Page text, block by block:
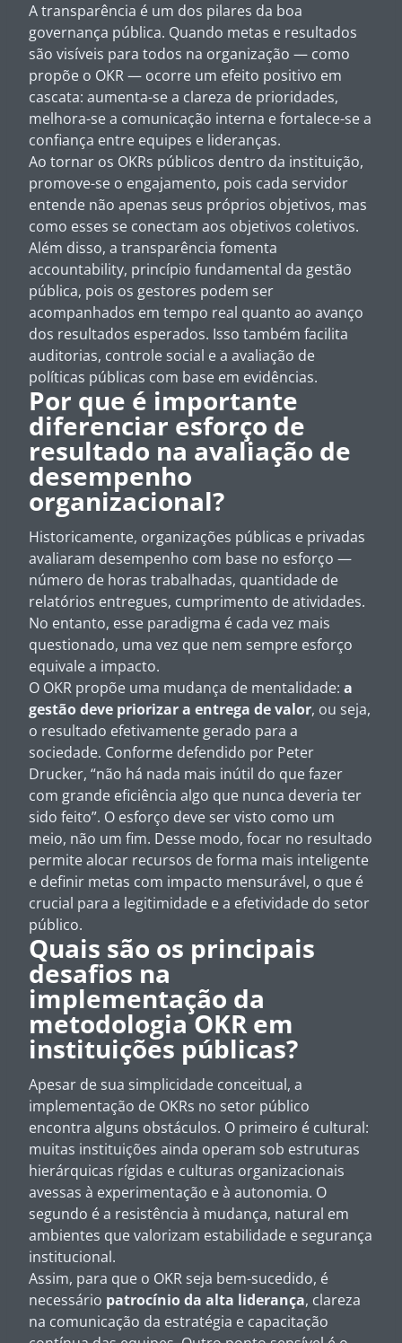
A transparência é um dos pilares da boa
governança pública. Quando metas e resultados
são visíveis para todos na organização — como
propõe o OKR — ocorre um efeito positivo em
cascata: aumenta-se a clareza de prioridades,
melhora-se a comunicação interna e fortalece-se a
confiança entre equipes e lideranças.
Ao tornar os OKRs públicos dentro da instituição,
promove-se o engajamento, pois cada servidor
entende não apenas seus próprios objetivos, mas
como esses se conectam aos objetivos coletivos.
Além disso, a transparência fomenta
accountability, princípio fundamental da gestão
pública, pois os gestores podem ser
acompanhados em tempo real quanto ao avanço
dos resultados esperados. Isso também facilita
auditorias, controle social e a avaliação de
políticas públicas com base em evidências.
Por que é importante
diferenciar esforço de
resultado na avaliação de
desempenho
organizacional?
Historicamente, organizações públicas e privadas
avaliaram desempenho com base no esforço —
número de horas trabalhadas, quantidade de
relatórios entregues, cumprimento de atividades.
No entanto, esse paradigma é cada vez mais
questionado, uma vez que nem sempre esforço
equivale a impacto.
O OKR propõe uma mudança de mentalidade: a
gestão deve priorizar a entrega de valor, ou seja,
o resultado efetivamente gerado para a
sociedade. Conforme defendido por Peter
Drucker, “não há nada mais inútil do que fazer
com grande eficiência algo que nunca deveria ter
sido feito”. O esforço deve ser visto como um
meio, não um fim. Desse modo, focar no resultado
permite alocar recursos de forma mais inteligente
e definir metas com impacto mensurável, o que é
crucial para a legitimidade e a efetividade do setor
público.
Quais são os principais
desafios na
implementação da
metodologia OKR em
instituições públicas?
Apesar de sua simplicidade conceitual, a
implementação de OKRs no setor público
encontra alguns obstáculos. O primeiro é cultural:
muitas instituições ainda operam sob estruturas
hierárquicas rígidas e culturas organizacionais
avessas à experimentação e à autonomia. O
segundo é a resistência à mudança, natural em
ambientes que valorizam estabilidade e segurança
institucional.
Assim, para que o OKR seja bem-sucedido, é
necessário patrocínio da alta liderança, clareza
na comunicação da estratégia e capacitação